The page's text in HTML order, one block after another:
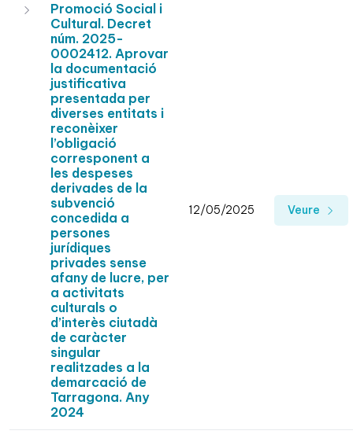
Promoció Social i
Cultural. Decret
núm. 2025-
0002412. Aprovar
la documentació
justificativa
presentada per
diverses entitats i
reconèixer
l’obligació
corresponent a
les despeses
derivades de la
subvenció
concedida a
persones
jurídiques
privades sense
afany de lucre, per
a activitats
culturals o
d’interès ciutadà
de caràcter
singular
realitzades a la
demarcació de
Tarragona. Any
2024
12/05/2025 Veure